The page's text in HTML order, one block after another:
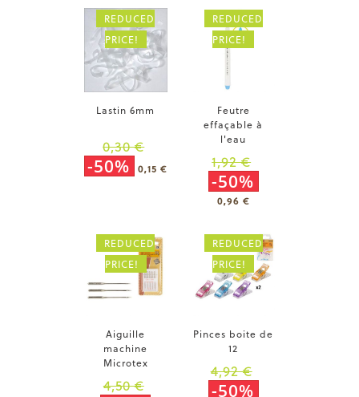
Lastin 6mm
0,30 €
-50% 0,15 €
REDUCED
PRICE!
Feutre
effaçable à
l'eau
1,92 €
-50%
0,96 €
REDUCED
PRICE!
Aiguille
machine
Microtex
4,50 €
REDUCED
PRICE!
Pinces boite de
12
4,92 €
-50%
REDUCED
PRICE!